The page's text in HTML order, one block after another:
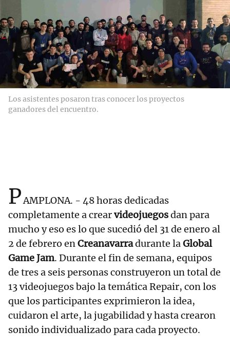
Los asistentes posaron tras conocer los proyectos
ganadores del encuentro.
PAMPLONA. - 48 horas dedicadas
completamente a crearvideojuegosdan para
mucho y eso es lo que sucedió del 31 de enero al
2 de febrero enCreanavarradurante laGlobal
Game Jam. Durante el fin de semana, equipos
de tres a seis personas construyeron un total de
13 videojuegos bajo la temática Repair, con los
que los participantes exprimieron la idea,
cuidaron el arte, la jugabilidad y hasta crearon
sonido individualizado para cada proyecto.